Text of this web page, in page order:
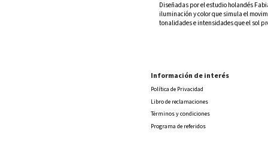
Diseñadas por el estudio holandés
iluminación y color que simula el
tonalidades e intensidades que el sol
Información de interés
Política de Privacidad
Libro de reclamaciones
Términos y condiciones
Programa de referidos